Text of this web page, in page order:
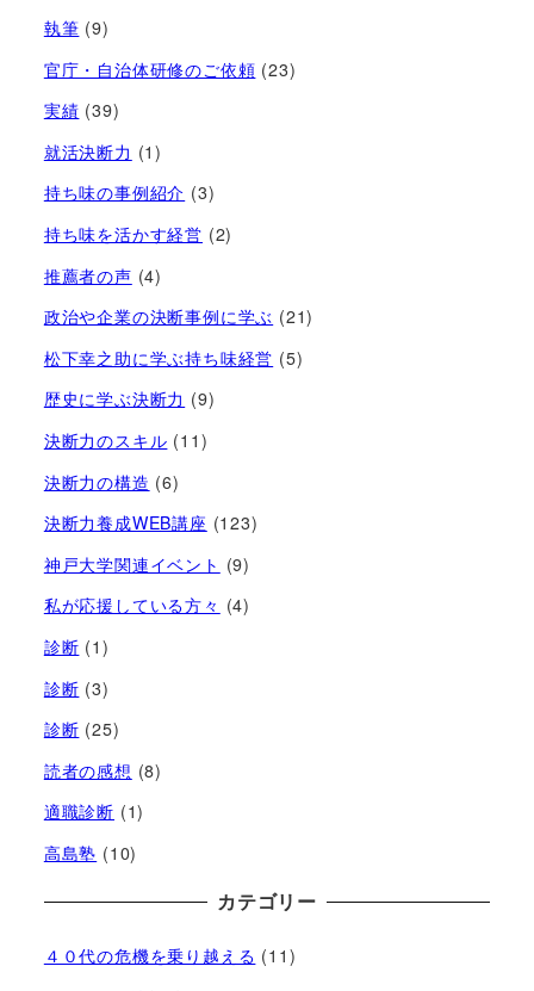
執筆 (9)
官庁・自治体研修のご依頼 (23)
実績 (39)
就活決断力 (1)
持ち味の事例紹介 (3)
持ち味を活かす経営​ (2)
推薦者の声 (4)
政治や企業の決断事例に学ぶ (21)
松下幸之助に学ぶ持ち味経営 (5)
歴史に学ぶ決断力 (9)
決断力のスキル (11)
決断力の構造 (6)
決断力養成WEB講座 (123)
神戸大学関連イベント (9)
私が応援している方々 (4)
診断 (1)
診断 (3)
診断 (25)
読者の感想 (8)
適職診断 (1)
高島塾 (10)
カテゴリー
４０代の危機を乗り越える (11)